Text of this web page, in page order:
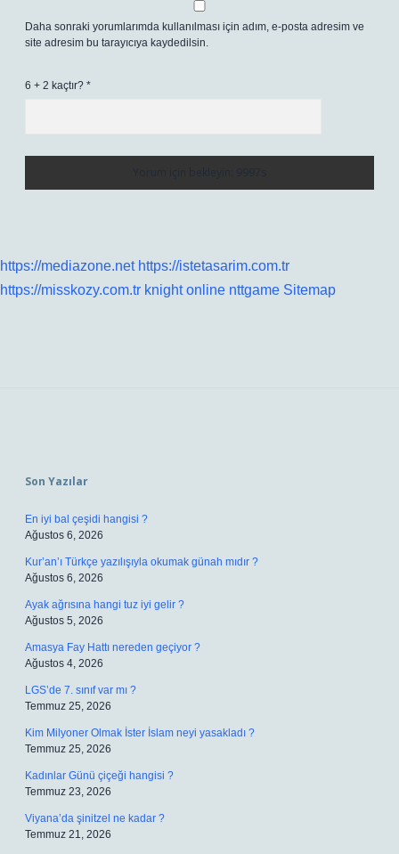
Daha sonraki yorumlarımda kullanılması için adım, e-posta adresim ve
site adresim bu tarayıcıya kaydedilsin.
6 + 2 kaçtır? *
https://mediazone.net https://istetasarim.com.tr
https://misskozy.com.tr knight online nttgame Sitemap
Son Yazılar
En iyi bal çeşidi hangisi ?
Ağustos 6, 2026
Kur’an’ı Türkçe yazılışıyla okumak günah mıdır ?
Ağustos 6, 2026
Ayak ağrısına hangi tuz iyi gelir ?
Ağustos 5, 2026
Amasya Fay Hattı nereden geçiyor ?
Ağustos 4, 2026
LGS’de 7. sınıf var mı ?
Temmuz 25, 2026
Kim Milyoner Olmak İster İslam neyi yasakladı ?
Temmuz 25, 2026
Kadınlar Günü çiçeği hangisi ?
Temmuz 23, 2026
Viyana’da şinitzel ne kadar ?
Temmuz 21, 2026